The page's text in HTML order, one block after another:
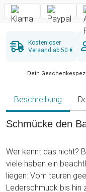
Kostenloser
Versand ab 50 €
Dein
Beschreibung
Schmücke den
Wer kennt das nicht?
viele haben ein
liegen: Vom teuren
Lederschmuck bis